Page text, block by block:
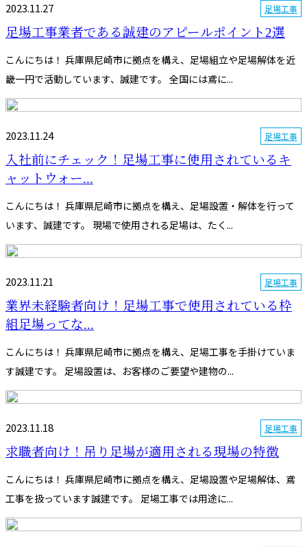
2023.11.27 足場工事
足場工事業者である誠建のアピールポイント2選
こんにちは！ 兵庫県尼崎市に拠点を構え、足場組立や足場解体を近
畿一円で活動しています、誠建です。 全国には鳶に...
2023.11.24 足場工事
入社前にチェック！足場工事に使用されているキ
ャットウォー...
こんにちは！ 兵庫県尼崎市に拠点を構え、足場設置・解体を行って
います、誠建です。 現場で使用される足場は、たく...
2023.11.21 足場工事
業界未経験者向け！足場工事で使用されている枠
組足場ってな...
こんにちは！ 兵庫県尼崎市に拠点を構え、足場工事を手掛けていま
す誠建です。 足場設置は、お客様のご要望や建物の...
2023.11.18 足場工事
求職者向け！吊り足場が適用される現場の特徴
こんにちは！ 兵庫県尼崎市に拠点を構え、足場設置や足場解体、鳶
工事を扱っています誠建です。 足場工事では用途に...